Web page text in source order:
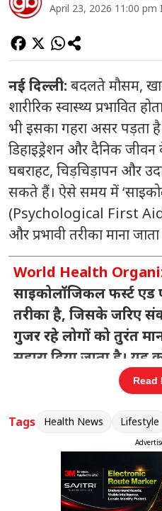
April 23, 2026 11:00
नई दिल्ली: बदलते मौसम,
शारीरिक स्वास्थ्य प्रभावित
भी इसका गहरा असर पड़ता
डिहाइड्रेशन और दैनिक
घबराहट, चिड़चिड़ापन और
सकते हैं। ऐसे समय में
(Psychological First
और प्रभावी तरीका माना
World Health
साइकोलॉजिकल फर्स्ट
तरीका है, जिसके जरिए
गुजर रहे लोगों को तुरंत
सहारा दिया जाता है। यह
मेडिकल थेरेपी नहीं है,
(supportive
सुरक्षित, शांत और
संबंधित खबरें
Read
Tags Health News Lifestyle